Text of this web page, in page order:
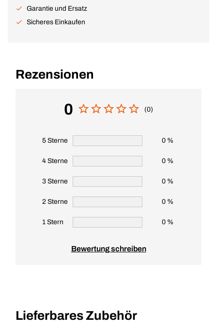
Garantie und Ersatz
Sicheres Einkaufen
Rezensionen
0 (0)
5 Sterne 0 %
4 Sterne 0 %
3 Sterne 0 %
2 Sterne 0 %
1 Stern 0 %
Bewertung schreiben
Lieferbares Zubehör